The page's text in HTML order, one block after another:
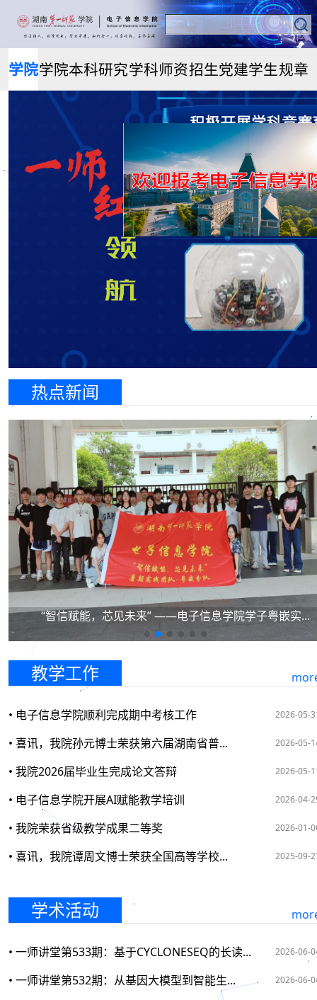
学院学院
概况
本科
育
研究
生教
学科
科研
师资
队伍
招生
就业
党建
思政
学生
管理
规章
制度
热点新闻
“智信赋能，芯见未来” ——电子信息学院学子粤嵌实...
教学工作
• 电子信息学院顺利完成期中考核工作 2026-05-
• 喜讯，我院孙元博士荣获第六届湖南省普... 2026-05-
• 我院2026届毕业生完成论文答辩 2026-05-
• 电子信息学院开展AI赋能教学培训 2026-04-
• 我院荣获省级教学成果二等奖 2026-01-
• 喜讯，我院谭周文博士荣获全国高等学校... 2025-09-
学术活动
• 一师讲堂第533期：基于CYCLONESEQ的长读... 2026-06-
• 一师讲堂第532期：从基因大模型到智能生... 2026-06-